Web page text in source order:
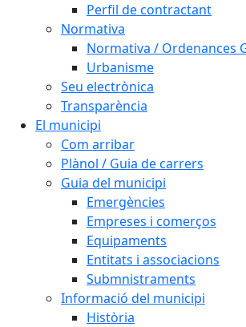
Perfil de contractant
Normativa
Normativa / Ordenances
Urbanisme
Seu electrònica
Transparència
El municipi
Com arribar
Plànol / Guia de carrers
Guia del municipi
Emergències
Empreses i comerços
Equipaments
Entitats i associacions
Submnistraments
Informació del municipi
Història